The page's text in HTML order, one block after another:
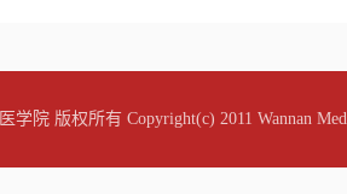
学院 版权所有 Copyright(c) 2011 Wannan